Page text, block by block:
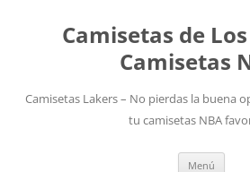
Camisetas de
Camisetas
Camisetas Lakers – No pierdas la buena
tu camisetas NBA
Menú